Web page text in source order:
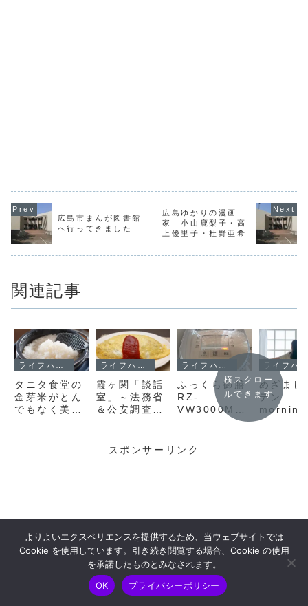
広島市まんが図書館
へ行ってきました
広島ゆかりの漫画
家 小山鹿梨子・高
上優里子・杜野亜希
関連記事
タニタ食堂の
金芽米がとん
でもなく美味
霞ヶ関「談話
室」～法務省
＆公安調査庁
におすすめの
ふっくら御膳
RZ-
VW3000M（
日立）レビュ
御飯を美味し
めざまし
テン
mornin’
レクサを
横スクロー
ルできます
スポンサーリンク
シェア 目次へ
よりよいエクスペリエンスを提供するため、当ウェブサイトでは
Cookie を使用しています。引き続き閲覧する場合、Cookie の使用
を承諾したものとみなされます。
OK
プライバシーポリシー